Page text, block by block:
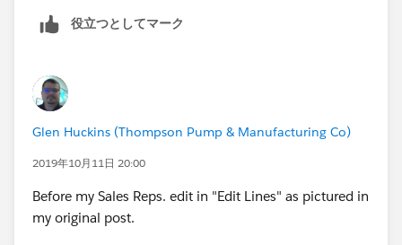
役立つとしてマーク
Glen Huckins (Thompson Pump & Manufacturing Co)
2019年10月11日 20:00
Before my Sales Reps. edit in "Edit Lines" as pictured in
my original post.